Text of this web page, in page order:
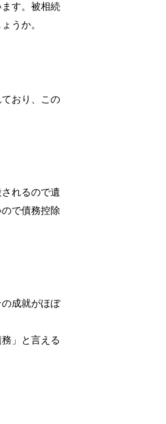
す。被相続
うか。
おり、この
れるので遺
で債務控除
成就がほぼ
」と言える